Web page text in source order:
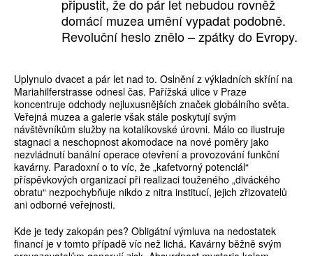
připustit, že do pár let nebudou rovněž
domácí muzea umění vypadat podobně.
Revoluční heslo znělo – zpátky do Evropy.
Uplynulo dvacet a pár let nad to. Oslnění z výkladních skříní na
Mariahilferstrasse odnesl čas. Pařížská ulice v Praze
koncentruje odchody nejluxusnějších značek globálního světa.
Veřejná muzea a galerie však stále poskytují svým
návštěvníkům služby na kotalíkovské úrovni. Málo co ilustruje
stagnaci a neschopnost akomodace na nové poměry jako
nezvládnutí banální operace otevření a provozování funkční
kavárny. Paradoxní o to víc, že „kafetvorný potenciál“
příspěvkových organizací při realizaci touženého „diváckého
obratu“ nezpochybňuje nikdo z nitra institucí, jejich zřizovatelů
ani odborné veřejnosti.
Kde je tedy zakopán pes? Obligátní výmluva na nedostatek
financí je v tomto případě víc než lichá. Kavárny běžně svým